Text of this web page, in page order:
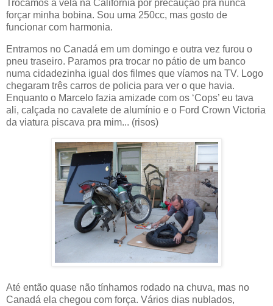
Trocamos a vela na Califórnia por precaução pra nunca
forçar minha bobina. Sou uma 250cc, mas gosto de
funcionar com harmonia.
Entramos no Canadá em um domingo e outra vez furou o
pneu traseiro. Paramos pra trocar no pátio de um banco
numa cidadezinha igual dos filmes que víamos na TV. Logo
chegaram três carros de policia para ver o que havia.
Enquanto o Marcelo fazia amizade com os ‘Cops’ eu tava
ali, calçada no cavalete de alumínio e o Ford Crown Victoria
da viatura piscava pra mim... (risos)
Até então quase não tínhamos rodado na chuva, mas no
Canadá ela chegou com força. Vários dias nublados,